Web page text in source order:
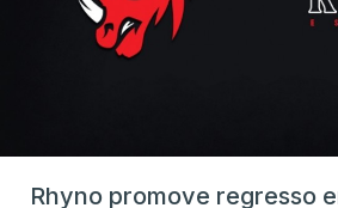
Rhyno promove regresso